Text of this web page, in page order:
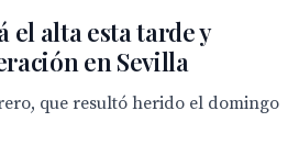
el alta esta tarde y
en Sevilla
que resultó herido el domingo